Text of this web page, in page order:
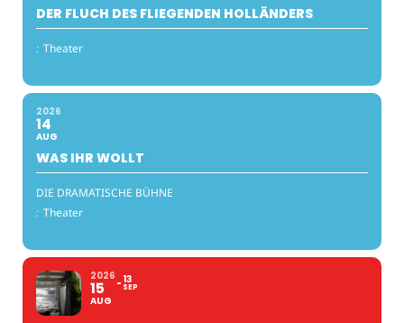
DER FLUCH DES FLIEGENDEN HOLLÄNDERS
: Theater
2026
14
AUG
WAS IHR WOLLT
DIE DRAMATISCHE BÜHNE
: Theater
2026
15
AUG
13
SEP